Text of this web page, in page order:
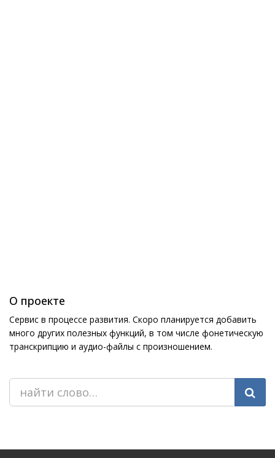
О проекте
Сервис в процессе развития. Скоро планируется добавить
много других полезных функций, в том числе фонетическую
транскрипцию и аудио-файлы с произношением.